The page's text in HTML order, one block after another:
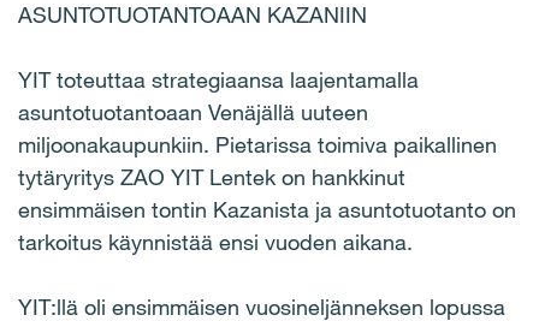
ASUNTOTUOTANTOAAN KAZANIIN
YIT toteuttaa strategiaansa laajentamalla
asuntotuotantoaan Venäjällä uuteen
miljoonakaupunkiin. Pietarissa toimiva paikallinen
tytäryritys ZAO YIT Lentek on hankkinut
ensimmäisen tontin Kazanista ja asuntotuotanto on
tarkoitus käynnistää ensi vuoden aikana.
YIT:llä oli ensimmäisen vuosineljänneksen lopussa